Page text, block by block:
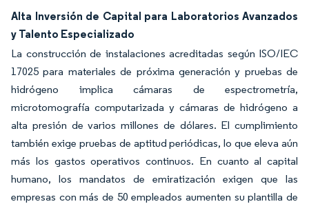
Alta Inversión de Capital para Laboratorios Avanzados
y Talento Especializado
La construcción de instalaciones acreditadas según ISO/IEC
17025 para materiales de próxima generación y pruebas de
hidrógeno implica cámaras de espectrometría,
microtomografía computarizada y cámaras de hidrógeno a
alta presión de varios millones de dólares. El cumplimiento
también exige pruebas de aptitud periódicas, lo que eleva aún
más los gastos operativos continuos. En cuanto al capital
humano, los mandatos de emiratización exigen que las
empresas con más de 50 empleados aumenten su plantilla de